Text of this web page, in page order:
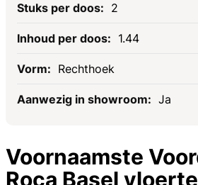
2
1.44
Rechthoek
Ja
Voornaamste
Roca Basel